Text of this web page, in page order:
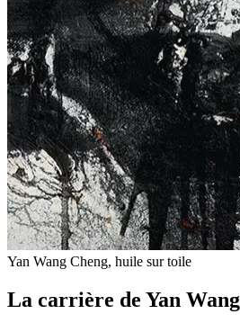
Yan Wang Cheng, huile sur toile
La carrière de Yan